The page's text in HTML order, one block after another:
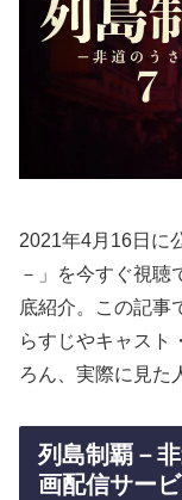
2021年4月16日に
－」を今すぐ視聴
底紹介。この記事
らすじやキャスト
ろん、実際に見た
列島制覇－
画配信サー